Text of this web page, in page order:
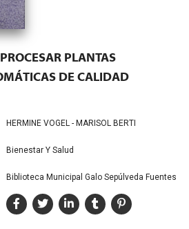
PLANTAS
DE CALIDAD
HERMINE VOGEL - MARISOL BERTI
Bienestar Y Salud
Biblioteca Municipal Galo Sepúlveda Fuentes